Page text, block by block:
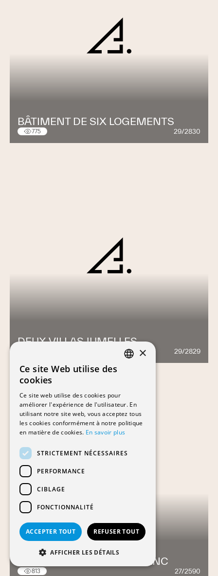
BÂTIMENT DE SIX LOGEMENTS
775 29/2830
DEUX VILLAS JUMELLES
29/2829
RÉSIDENCE DU MONT-BLANC
813 27/2590
×
Ce site Web utilise des
cookies
Ce site web utilise des cookies pour
améliorer l'expérience de l'utilisateur. En
utilisant notre site web, vous acceptez tous
les cookies conformément à notre politique
en matière de cookies. En savoir plus
STRICTEMENT NÉCESSAIRES
PERFORMANCE
CIBLAGE
FONCTIONNALITÉ
ACCEPTER TOUT REFUSER TOUT
AFFICHER LES DÉTAILS